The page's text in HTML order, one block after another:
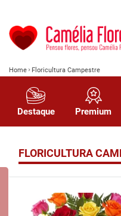
Destaque Premium
Home Floricultura Campestre
FLORICULTURA